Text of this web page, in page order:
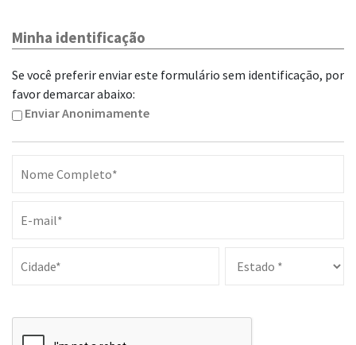
Minha identificação
Se você preferir enviar este formulário sem identificação, por
favor demarcar abaixo:
Enviar Anonimamente